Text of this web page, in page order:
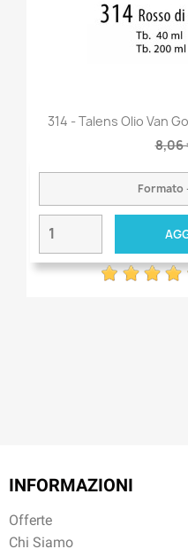
314 - Talens Olio Van
8,06
INFORMAZIONI
Offerte
Chi Siamo